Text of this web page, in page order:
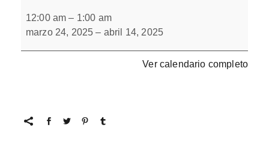
Rojo/Verde
12:00 am – 1:00 am
marzo 24, 2025 – abril 14, 2025
Ver calendario completo